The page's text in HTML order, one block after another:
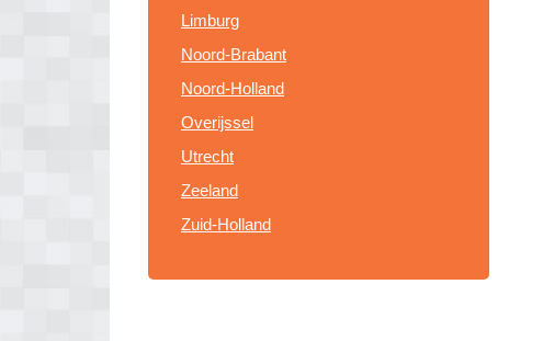
Limburg
Noord-Brabant
Noord-Holland
Overijssel
Utrecht
Zeeland
Zuid-Holland